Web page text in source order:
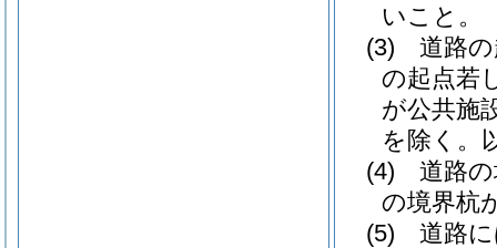
いこと。
(3)
道路
の起点若
が公共施
を除く。
(4)
道路
の境界杭
(5)
道路